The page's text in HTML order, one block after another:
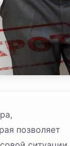
позволяет